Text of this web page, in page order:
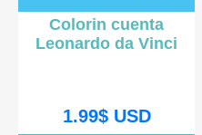
Colorin cuenta
Leonardo da Vinci
1.99$USD